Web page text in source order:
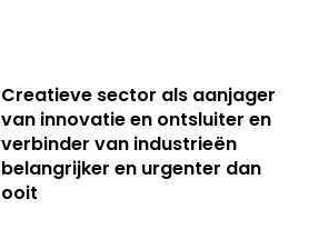
Creatieve sector als aanjager
van innovatie en ontsluiter en
verbinder van industrieën
belangrijker en urgenter dan
ooit